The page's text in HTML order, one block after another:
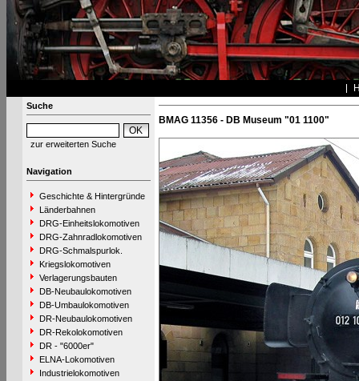
Suche
zur erweiterten Suche
Navigation
Geschichte & Hintergründe
Länderbahnen
DRG-Einheitslokomotiven
DRG-Zahnradlokomotiven
DRG-Schmalspurlok.
Kriegslokomotiven
Verlagerungsbauten
DB-Neubaulokomotiven
DB-Umbaulokomotiven
DR-Neubaulokomotiven
DR-Rekolokomotiven
DR - "6000er"
ELNA-Lokomotiven
Industrielokomotiven
BMAG 11356 - DB Museum "01 1100"